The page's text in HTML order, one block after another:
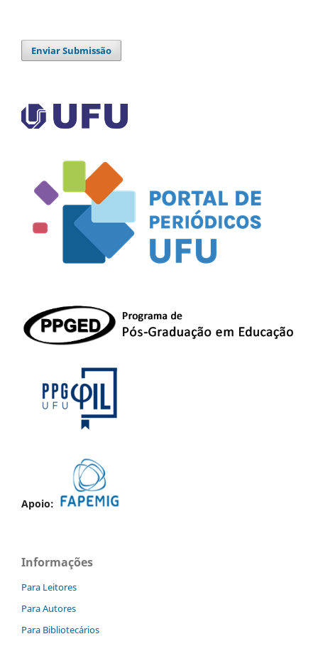
Enviar Submissão
Apoio:
Informações
Para Leitores
Para Autores
Para Bibliotecários